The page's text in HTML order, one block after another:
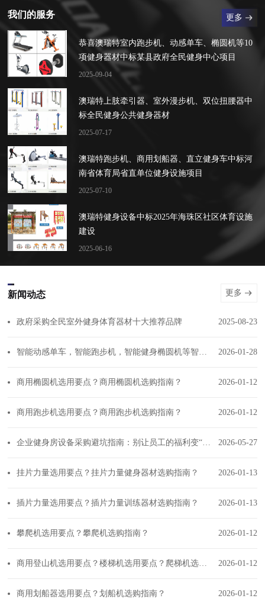
更多
我们的服务
恭喜澳瑞特室内跑步机、动感单车、椭圆机等10
项健身器材中标某县政府全民健身中心项目
2025-09-04
澳瑞特上肢牵引器、室外漫步机、双位扭腰器中
标全民健身公共健身器材
2025-07-17
澳瑞特跑步机、商用划船器、直立健身车中标河
南省体育局省直单位健身设施项目
2025-07-10
澳瑞特健身设备中标2025年海珠区社区体育设施
建设
2025-06-16
更多
新闻动态
2025-08-23
政府采购全民室外健身体育器材十大推荐品牌
2026-01-28
智能动感单车，智能跑步机，智能健身椭圆机等智能健身器材如何选择？
2026-01-12
商用椭圆机选用要点？商用椭圆机选购指南？
2026-01-12
商用跑步机选用要点？商用跑步机选购指南？
2026-05-27
企业健身房设备采购避坑指南：别让员工的福利变“负累”
2026-01-13
挂片力量选用要点？挂片力量健身器材选购指南？
2026-01-13
插片力量选用要点？插片力量训练器材选购指南？
2026-01-12
攀爬机选用要点？攀爬机选购指南？
2026-01-12
商用登山机选用要点？楼梯机选用要点？爬梯机选购指南？
2026-01-12
商用划船器选用要点？划船机选购指南？